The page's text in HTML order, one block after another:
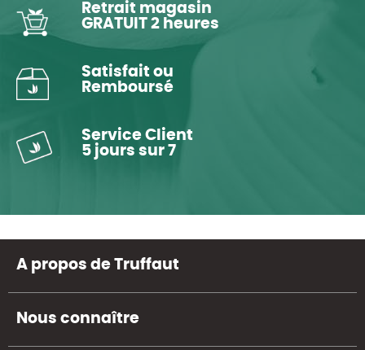
Retrait magasin
GRATUIT 2 heures
Satisfait ou
Remboursé
Service Client
5 jours sur 7
A propos de Truffaut
Nous connaître